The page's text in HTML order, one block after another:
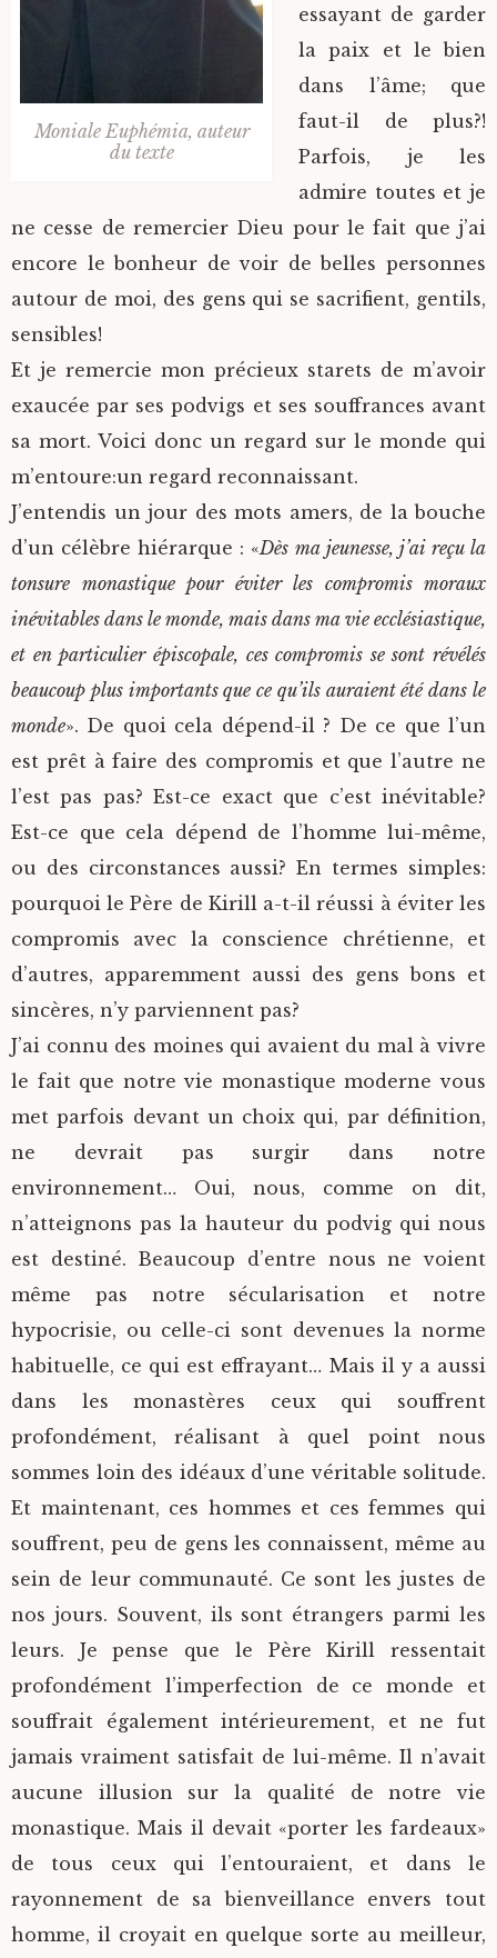
Moniale Euphémia, auteur
du texte
essayant de garder
la paix et le bien
dans l’âme; que
faut-il de plus?!
Parfois, je les
admire toutes et je
ne cesse de remercier Dieu pour le fait que j’ai
encore le bonheur de voir de belles personnes
autour de moi, des gens qui se sacrifient, gentils,
sensibles!
Et je remercie mon précieux starets de m’avoir
exaucée par ses podvigs et ses souffrances avant
sa mort. Voici donc un regard sur le monde qui
m’entoure:un regard reconnaissant.
J’entendis un jour des mots amers, de la bouche
d’un célèbre hiérarque : «Dès ma jeunesse, j’ai reçu la
tonsure monastique pour éviter les compromis moraux
inévitables dans le monde, mais dans ma vie ecclésiastique,
et en particulier épiscopale, ces compromis se sont révélés
beaucoup plus importants que ce qu’ils auraient été dans le
monde». De quoi cela dépend-il ? De ce que l’un
est prêt à faire des compromis et que l’autre ne
l’est pas pas? Est-ce exact que c’est inévitable?
Est-ce que cela dépend de l’homme lui-même,
ou des circonstances aussi? En termes simples:
pourquoi le Père de Kirill a-t-il réussi à éviter les
compromis avec la conscience chrétienne, et
d’autres, apparemment aussi des gens bons et
sincères, n’y parviennent pas?
J’ai connu des moines qui avaient du mal à vivre
le fait que notre vie monastique moderne vous
met parfois devant un choix qui, par définition,
ne devrait pas surgir dans notre
environnement… Oui, nous, comme on dit,
n’atteignons pas la hauteur du podvig qui nous
est destiné. Beaucoup d’entre nous ne voient
même pas notre sécularisation et notre
hypocrisie, ou celle-ci sont devenues la norme
habituelle, ce qui est effrayant… Mais il y a aussi
dans les monastères ceux qui souffrent
profondément, réalisant à quel point nous
sommes loin des idéaux d’une véritable solitude.
Et maintenant, ces hommes et ces femmes qui
souffrent, peu de gens les connaissent, même au
sein de leur communauté. Ce sont les justes de
nos jours. Souvent, ils sont étrangers parmi les
leurs. Je pense que le Père Kirill ressentait
profondément l’imperfection de ce monde et
souffrait également intérieurement, et ne fut
jamais vraiment satisfait de lui-même. Il n’avait
aucune illusion sur la qualité de notre vie
monastique. Mais il devait «porter les fardeaux»
de tous ceux qui l’entouraient, et dans le
rayonnement de sa bienveillance envers tout
homme, il croyait en quelque sorte au meilleur,